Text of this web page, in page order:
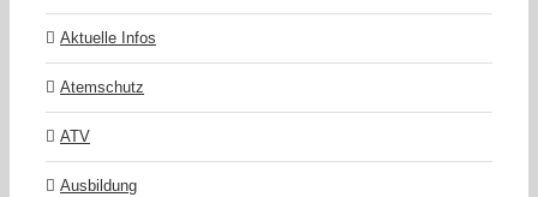
Aktuelle Infos
Atemschutz
ATV
Ausbildung